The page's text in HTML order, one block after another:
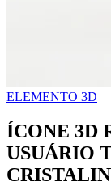
ELEMENTO 3D
ÍCONE 3D
USUÁRIO